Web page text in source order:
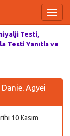
Testi,
Testi Yanıtla ve
Agyei
10 Kasım